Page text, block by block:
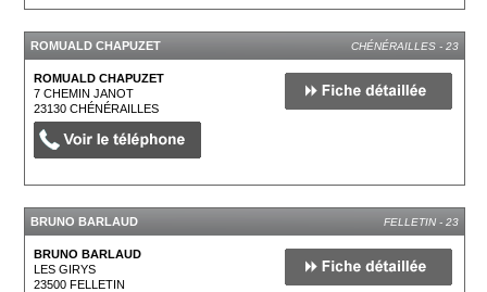
ROMUALD CHAPUZET CHÉNÉRAILLES - 23
ROMUALD CHAPUZET
7 CHEMIN JANOT
23130CHÉNÉRAILLES
BRUNO BARLAUD FELLETIN - 23
BRUNO BARLAUD
LES GIRYS
23500FELLETIN